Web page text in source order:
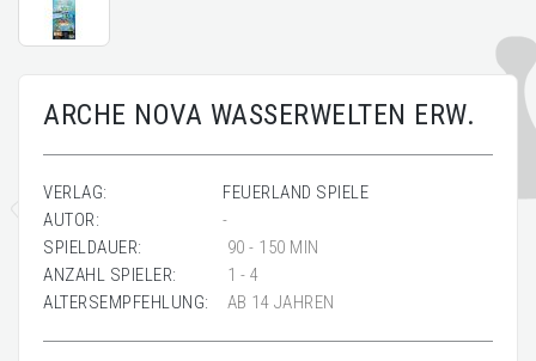
ARCHE NOVA WASSERWELTEN ERW.
VERLAG:
FEUERLAND SPIELE
AUTOR:
-
SPIELDAUER:
90 - 150 MIN
ANZAHL SPIELER:
1 - 4
ALTERSEMPFEHLUNG:
AB 14 JAHREN